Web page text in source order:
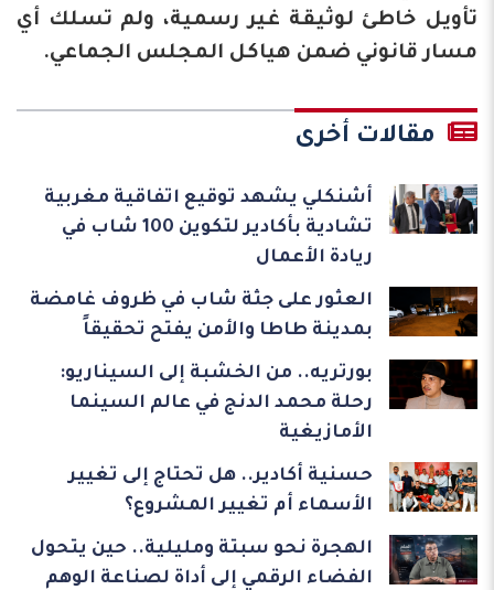
تأويل خاطئ لوثيقة غير رسمية، ولم تسلك أي
مسار قانوني ضمن هياكل المجلس الجماعي.
مقالات أخرى
أشنكلي يشهد توقيع اتفاقية مغربية
تشادية بأكادير لتكوين 100 شاب في
ريادة الأعمال
العثور على جثة شاب في ظروف غامضة
بمدينة طاطا والأمن يفتح تحقيقاً
بورتريه.. من الخشبة إلى السيناريو:
رحلة محمد الدنج في عالم السينما
الأمازيغية
حسنية أكادير.. هل تحتاج إلى تغيير
الأسماء أم تغيير المشروع؟
الهجرة نحو سبتة ومليلية.. حين يتحول
الفضاء الرقمي إلى أداة لصناعة الوهم